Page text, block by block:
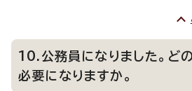
10.公務員になりました。ど
必要になりますか。